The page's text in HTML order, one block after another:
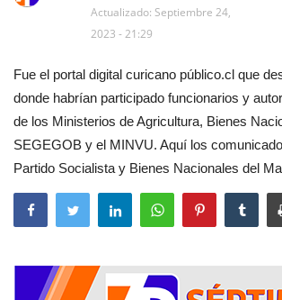
Actualizado: Septiembre 24,
2023 - 21:29
Fue el portal digital curicano público.cl que
donde habrían participado funcionarios y
de los Ministerios de Agricultura, Bienes
SEGEGOB y el MINVU. Aquí los
Partido Socialista y Bienes Nacionales del